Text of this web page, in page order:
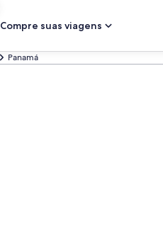
Compre suas viagens
Panamá